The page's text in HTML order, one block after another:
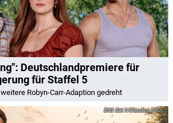
Deutschlandpremiere für
für Staffel 5
Robyn-Carr-Adaption gedreht
Sat.1/Claudius Pflug